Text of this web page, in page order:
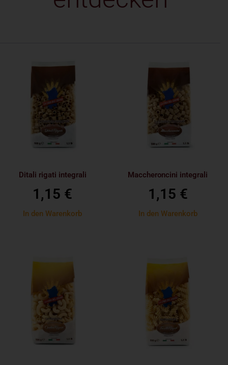
Ditali rigati integrali
1,15 €
In den Warenkorb
Maccheroncini integrali
1,15 €
In den Warenkorb